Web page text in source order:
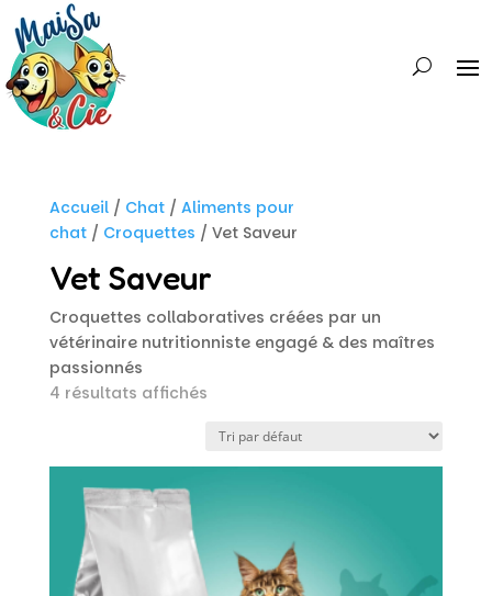
Accueil/ Chat/ Aliments pour
chat/ Croquettes / Vet Saveur
Vet Saveur
Croquettes collaboratives créées par un
vétérinaire nutritionniste engagé & des maîtres
passionnés
4 résultats affichés